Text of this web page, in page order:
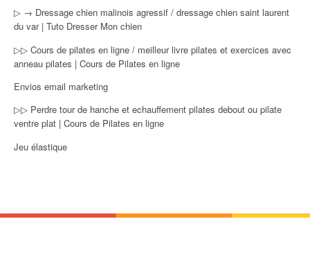
▷ → Dressage chien malinois agressif / dressage chien saint laurent
du var | Tuto Dresser Mon chien
▷▷ Cours de pilates en ligne / meilleur livre pilates et exercices avec
anneau pilates | Cours de Pilates en ligne
Envios email marketing
▷▷ Perdre tour de hanche et echauffement pilates debout ou pilate
ventre plat | Cours de Pilates en ligne
Jeu élastique